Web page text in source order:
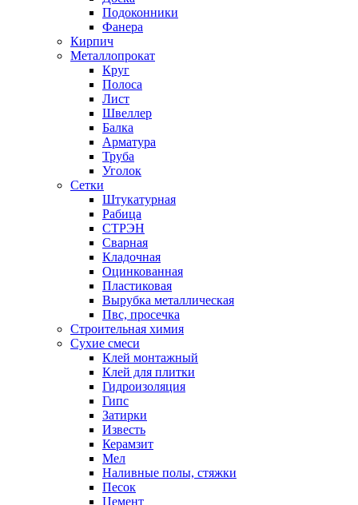
Подоконники
Фанера
Кирпич
Металлопрокат
Круг
Полоса
Лист
Швеллер
Балка
Арматура
Труба
Уголок
Сетки
Штукатурная
Рабица
СТРЭН
Сварная
Кладочная
Оцинкованная
Пластиковая
Вырубка металлическая
Пвс, просечка
Строительная химия
Сухие смеси
Клей монтажный
Клей для плитки
Гидроизоляция
Гипс
Затирки
Известь
Керамзит
Мел
Наливные полы, стяжки
Песок
Цемент